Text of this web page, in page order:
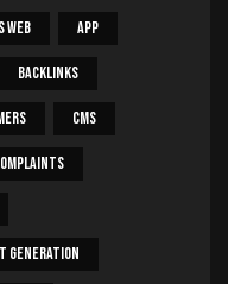
Web App
Backlinks
CMS
Generation